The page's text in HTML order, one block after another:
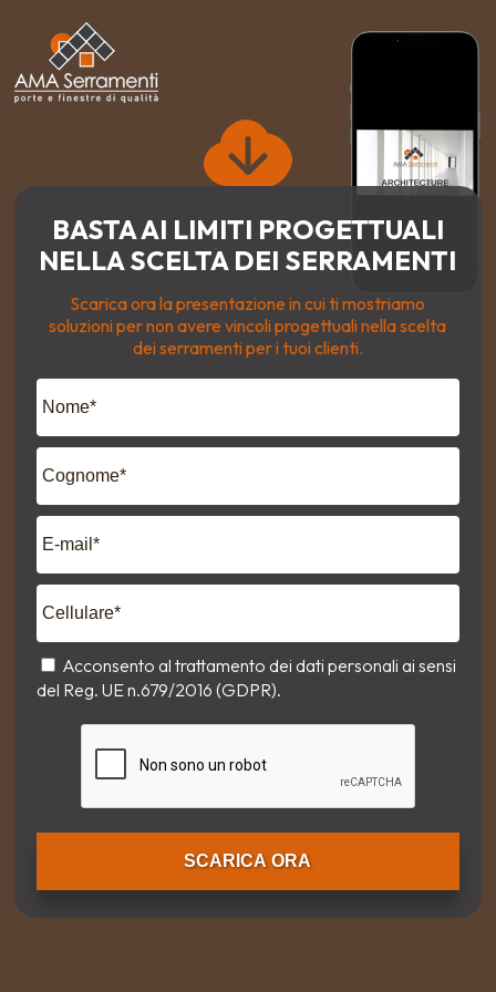
BASTA AI LIMITI PROGETTUALI
NELLA SCELTA DEI SERRAMENTI
Scarica ora la presentazione in cui ti mostriamo
soluzioni per non avere vincoli progettuali nella scelta
dei serramenti per i tuoi clienti.
Acconsento al trattamento dei dati personali ai sensi
del Reg. UE n.679/2016 (GDPR).